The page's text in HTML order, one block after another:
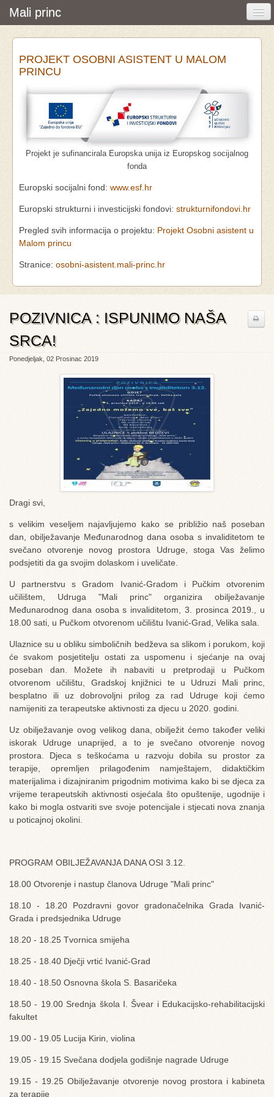
Mali princ
Početna
Vijesti i događanja
Udruga
Pretraživanje
PROJEKT OSOBNI ASISTENT U MALOM
PRINCU
Projekt je sufinancirala Europska unija iz Europskog socijalnog
fonda
Europski socijalni fond: www.esf.hr
Europski strukturni i investicijski fondovi: strukturnifondovi.hr
Pregled svih informacija o projektu: Projekt Osobni asistent u
Malom princu
Stranice: osobni-asistent.mali-princ.hr
POZIVNICA : ISPUNIMO NAŠA
SRCA!
Ponedjeljak, 02 Prosinac 2019
Dragi svi,
s velikim veseljem najavljujemo kako se približio naš poseban
dan, obilježavanje Međunarodnog dana osoba s invaliditetom te
svečano otvorenje novog prostora Udruge, stoga Vas želimo
podsjetiti da ga svojim dolaskom i uveličate.
U partnerstvu s Gradom Ivanić-Gradom i Pučkim otvorenim
učilištem, Udruga "Mali princ" organizira obilježavanje
Međunarodnog dana osoba s invaliditetom, 3. prosinca 2019., u
18.00 sati, u Pučkom otvorenom učilištu Ivanić-Grad, Velika sala.
Ulaznice su u obliku simboličnih bedževa sa slikom i porukom, koji
će svakom posjetitelju ostati za uspomenu i sjećanje na ovaj
poseban dan. Možete ih nabaviti u pretprodaji u Pučkom
otvorenom učilištu, Gradskoj knjižnici te u Udruzi Mali princ,
besplatno ili uz dobrovoljni prilog za rad Udruge koji ćemo
namijeniti za terapeutske aktivnosti za djecu u 2020. godini.
Uz obilježavanje ovog velikog dana, obilježit ćemo također veliki
iskorak Udruge unaprijed, a to je svečano otvorenje novog
prostora. Djeca s teškoćama u razvoju dobila su prostor za
terapije, opremljen prilagođenim namještajem, didaktičkim
materijalima i dizajniranim prigodnim motivima kako bi se djeca za
vrijeme terapeutskih aktivnosti osjećala što opuštenije, ugodnije i
kako bi mogla ostvariti sve svoje potencijale i stjecati nova znanja
u poticajnoj okolini.
PROGRAM OBILJEŽAVANJA DANA OSI 3.12.
18.00 Otvorenje i nastup članova Udruge "Mali princ"
18.10 - 18.20 Pozdravni govor gradonačelnika Grada Ivanić-
Grada i predsjednika Udruge
18.20 - 18.25 Tvornica smijeha
18.25 - 18.40 Dječji vrtić Ivanić-Grad
18.40 - 18.50 Osnovna škola S. Basaričeka
18.50 - 19.00 Srednja škola I. Švear i Edukacijsko-rehabilitacijski
fakultet
19.00 - 19.05 Lucija Kirin, violina
19.05 - 19.15 Svečana dodjela godišnje nagrade Udruge
19.15 - 19.25 Obilježavanje otvorenje novog prostora i kabineta
za terapije